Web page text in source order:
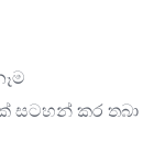
සටහන් කර තබා